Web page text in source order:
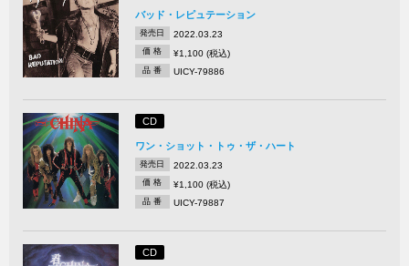
バッド・レピュテーション
発売日 2022.03.23
価 格 ¥1,100 (税込)
品 番 UICY-79886
CD
ワン・ショット・トゥ・ザ・ハート
発売日 2022.03.23
価 格 ¥1,100 (税込)
品 番 UICY-79887
CD